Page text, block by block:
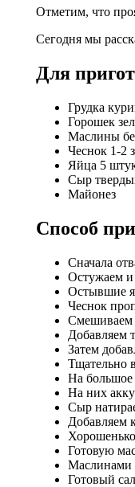
Отметим, что
Сегодня мы
Для
Грудка
Горошек
Маслины
Чеснок 1-2
Яйца 5
Сыр
Майонез
Способ
Сначала
Остужаем и
Остывшие
Чеснок
Смешиваем
Добавляем
Затем
Тщательно
На большое
На них
Сыр
Добавляем
Готовую
Маслинами
Готовый